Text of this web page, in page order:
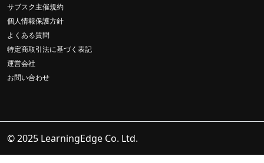
サブスク主催規約
個人情報保護方針
よくある質問
特定商取引法に基づく表記
運営会社
お問い合わせ
© 2025 LearningEdge Co. Ltd.